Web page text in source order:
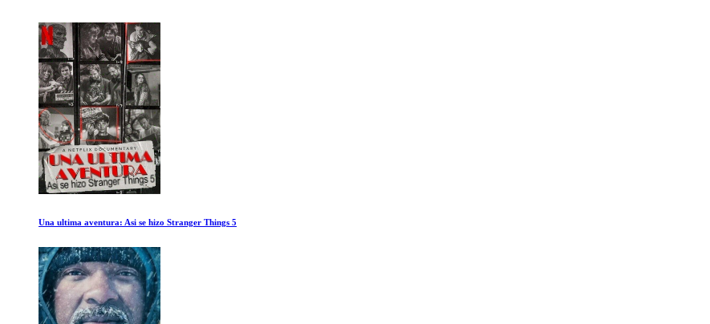
La singular vida de Ibelin